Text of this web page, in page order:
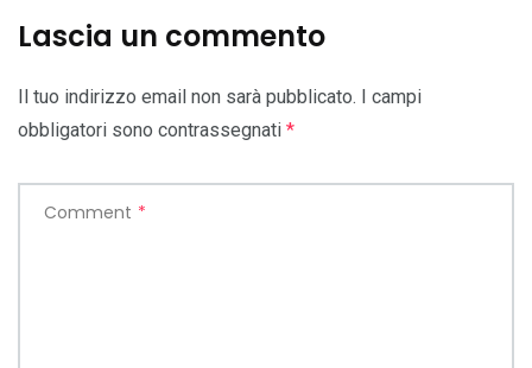
Lascia un commento
Il tuo indirizzo email non sarà pubblicato.
I campi
obbligatori sono contrassegnati *
Comment *